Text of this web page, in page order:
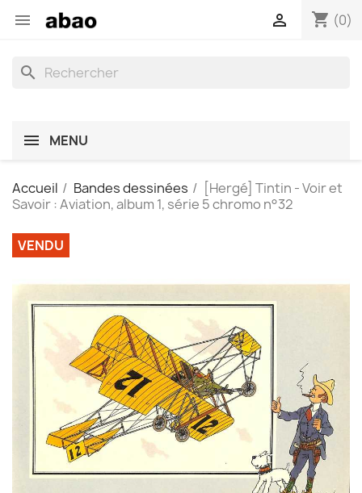
 shopping_cart (0)

search
MENU
Accueil Bandes dessinées
[Hergé] Tintin - Voir et
Savoir : Aviation, album 1, série 5 chromo n°32
VENDU